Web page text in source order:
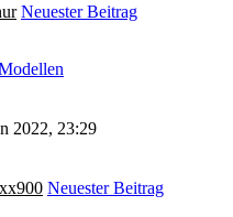
Neuester Beitrag
2022, 23:29
Neuester Beitrag